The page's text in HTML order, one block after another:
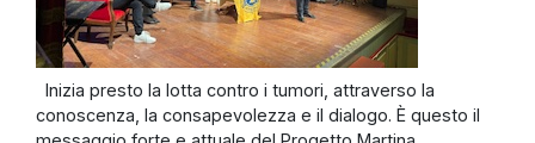
Inizia presto la lotta contro i tumori, attraverso la
conoscenza, la consapevolezza e il dialogo. È questo il